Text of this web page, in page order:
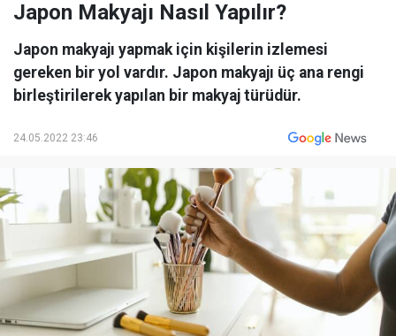
Japon Makyajı Nasıl Yapılır?
Japon makyajı yapmak için kişilerin izlemesi
gereken bir yol vardır. Japon makyajı üç ana rengi
birleştirilerek yapılan bir makyaj türüdür.
24.05.2022 23:46